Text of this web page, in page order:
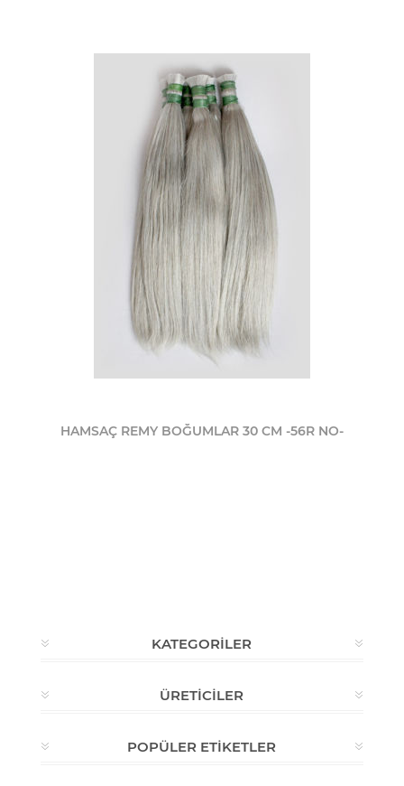
HAMSAÇ REMY BOĞUMLAR 30 CM -56R NO-
KATEGORILER
ÜRETICILER
POPÜLER ETIKETLER